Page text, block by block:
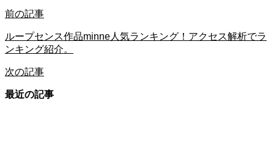
前の記事
ループセンス作品minne人気ランキング！アクセス解析でラ
ンキング紹介。
次の記事
最近の記事